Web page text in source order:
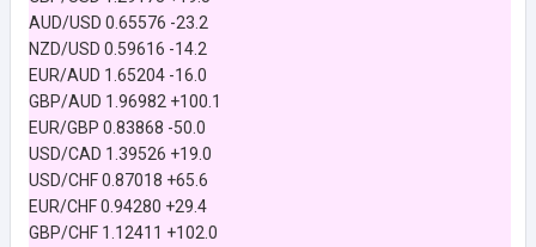
AUD/USD 0.65576 -23.2
NZD/USD 0.59616 -14.2
EUR/AUD 1.65204 -16.0
GBP/AUD 1.96982 +100.1
EUR/GBP 0.83868 -50.0
USD/CAD 1.39526 +19.0
USD/CHF 0.87018 +65.6
EUR/CHF 0.94280 +29.4
GBP/CHF 1.12411 +102.0